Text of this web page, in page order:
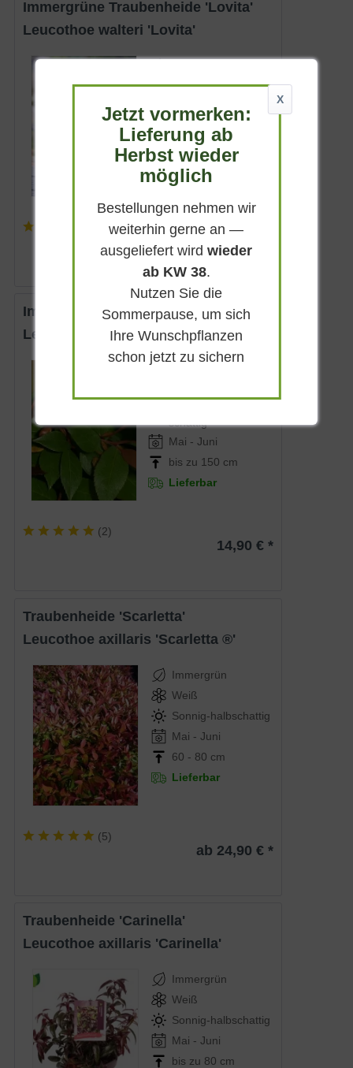
Immergrüne Traubenheide 'Lovita'
Leucothoe walteri 'Lovita'
Weiß
Halbschattig-
schattig
Mai - Juni
bis zu 80 cm
Lieferbar
)
Immergrüne Traubenheide
Leucothoe walteri
schattig
Mai - Juni
bis zu 150 cm
Lieferbar
(2)
14,90 € *
Traubenheide 'Scarletta'
Leucothoe axillaris 'Scarletta ®'
Immergrün
Weiß
Sonnig-halbschattig
Mai - Juni
60 - 80 cm
Lieferbar
(5)
ab 24,90 € *
Traubenheide 'Carinella'
Leucothoe axillaris 'Carinella'
Immergrün
Weiß
Sonnig-halbschattig
Mai - Juni
bis zu 80 cm
X
Jetzt vormerken:
Lieferung ab
Herbst wieder
möglich
Bestellungen nehmen wir
weiterhin gerne an —
ausgeliefert wirdwieder
ab KW 38.
Nutzen Sie die
Sommerpause, um sich
Ihre Wunschpflanzen
schon jetzt zu sichern